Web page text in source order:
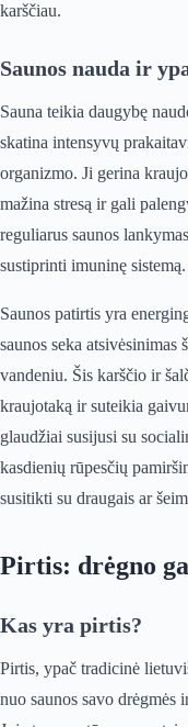
karščiau.
Saunos nauda ir
Sauna teikia daugybę
skatina intensyvų
organizmo. Ji gerina
mažina stresą ir gali
reguliarus saunos
sustiprinti imuninę sistemą.
Saunos patirtis yra
saunos seka atsivėsinimas
vandeniu. Šis karščio ir
kraujotaką ir suteikia
glaudžiai susijusi su
kasdienių rūpesčių
susitikti su draugais ar
Pirtis: drėgno
Kas yra pirtis?
Pirtis, ypač tradicinė
nuo saunos savo drėgmės